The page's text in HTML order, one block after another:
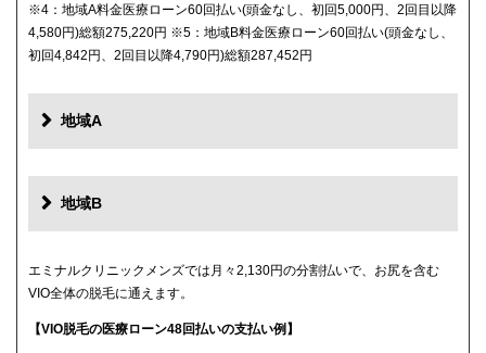
※4：地域A料金医療ローン60回払い(頭金なし、初回5,000円、2回目以降
4,580円)総額275,220円 ※5：地域B料金医療ローン60回払い(頭金なし、
初回4,842円、2回目以降4,790円)総額287,452円
地域A
地域B
エミナルクリニックメンズでは月々2,130円の分割払いで、お尻を含む
VIO全体の脱毛に通えます。
【VIO脱毛の医療ローン48回払いの支払い例】